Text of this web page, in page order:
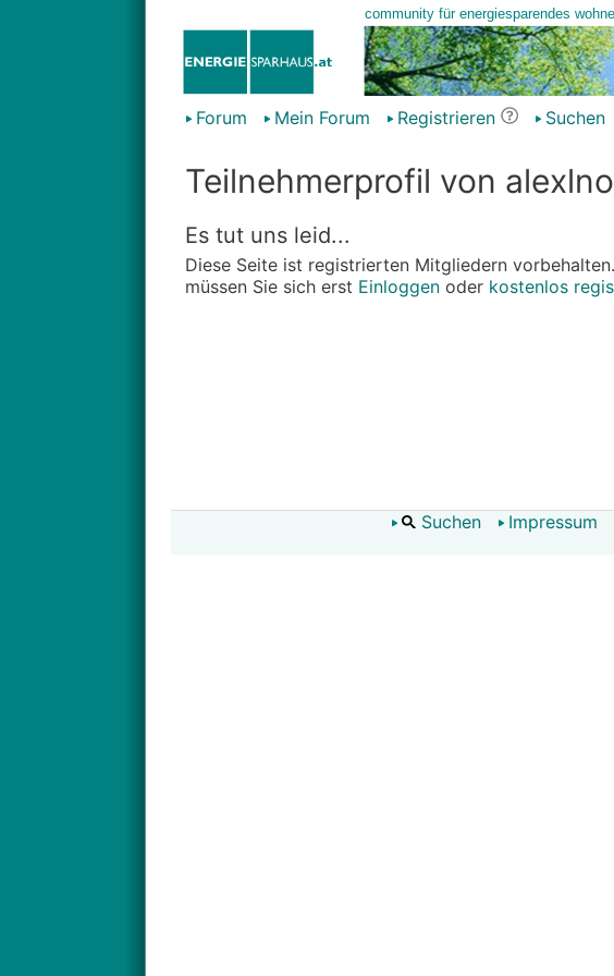
Forum Mein Forum Registrieren Suchen
Teilnehmerprofil von
Es tut uns leid...
Diese Seite ist registrierten Mitgliedern
müssen Sie sich erst Einloggenoder kostenlos
Suchen Impressum